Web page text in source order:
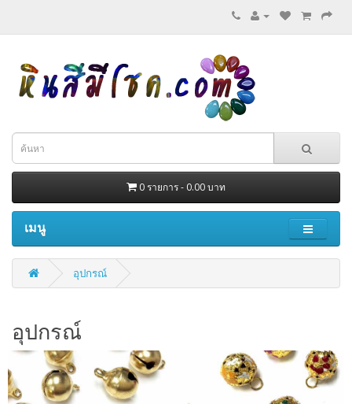
0 รายการ - 0.00 บาท
เมนู
อุปกรณ์
อุปกรณ์